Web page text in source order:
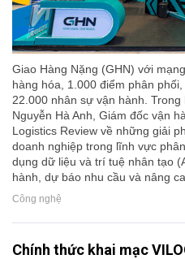
Giao Hàng Nặng (GHN) với
hàng hóa, 1.000 điểm phân
22.000 nhân sự vận hành.
Nguyễn Hà Anh, Giám đốc vận
Logistics Review về những giải
doanh nghiệp trong lĩnh vực
dụng dữ liệu và trí tuệ nhân tạo
hành, dự báo nhu cầu và nâng
Công nghệ
Chính thức khai mạc